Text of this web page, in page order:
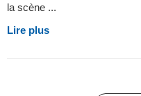
la scène ...
Lire plus